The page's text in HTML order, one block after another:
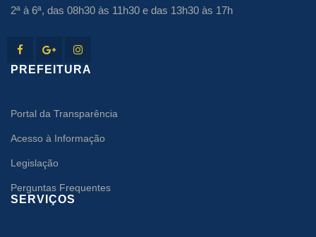
2ª à 6ª, das 08h30 às 11h30 e das 13h30 às 17h
PREFEITURA
Portal da Transparência
Acesso à Informação
Legislação
Perguntas Frequentes
SERVIÇOS